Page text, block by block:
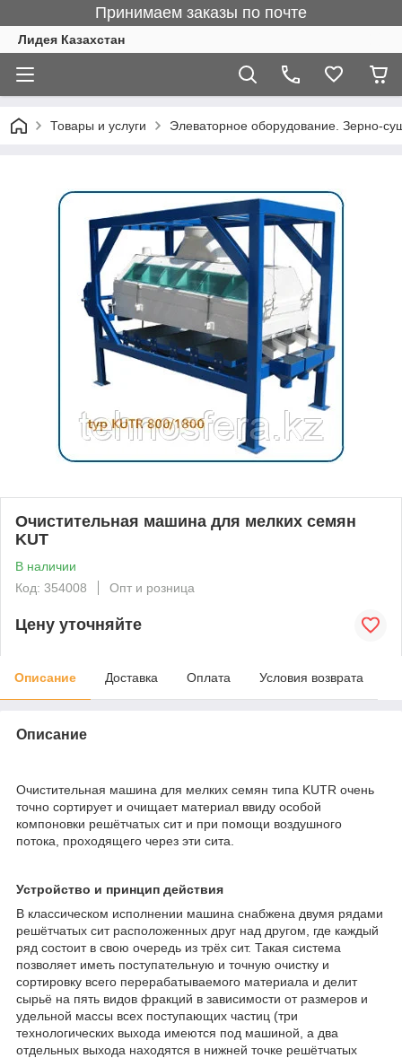
Принимаем заказы по почте
Лидея Казахстан
Товары и услуги Элеваторное оборудование. Зерно-
Очистительная машина для мелких семян
KUT
В наличии
Код: 354008
Опт и розница
Цену уточняйте
Описание Доставка Оплата Условия возврата
Описание
Очистительная машина для мелких семян типа KUTR очень
точно сортирует и очищает материал ввиду особой
компоновки решётчатых сит и при помощи воздушного
потока, проходящего через эти сита.
Устройство и принцип действия
В классическом исполнении машина снабжена двумя рядами
решётчатых сит расположенных друг над другом, где каждый
ряд состоит в свою очередь из трёх сит. Такая система
позволяет иметь поступательную и точную очистку и
сортировку всего перерабатываемого материала и делит
сырьё на пять видов фракций в зависимости от размеров и
удельной массы всех поступающих частиц (три
технологических выхода имеются под машиной, а два
отдельных выхода находятся в нижней точке решётчатых